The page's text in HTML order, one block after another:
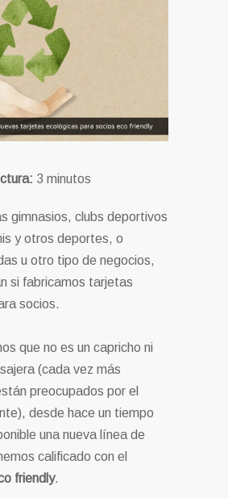
3 minutos
gimnasios, clubs deportivos
y otros deportes, o
u otro tipo de negocios,
si fabricamos tarjetas
socios.
que no es un capricho ni
(cada vez más
preocupados por el
desde hace un tiempo
una nueva línea de
calificado con el
friendly.